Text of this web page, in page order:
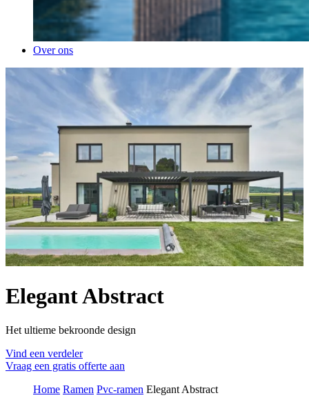
Over ons
Elegant Abstract
Het ultieme bekroonde design
Vind een verdeler
Vraag een gratis offerte aan
Home Ramen Pvc-ramen Elegant Abstract